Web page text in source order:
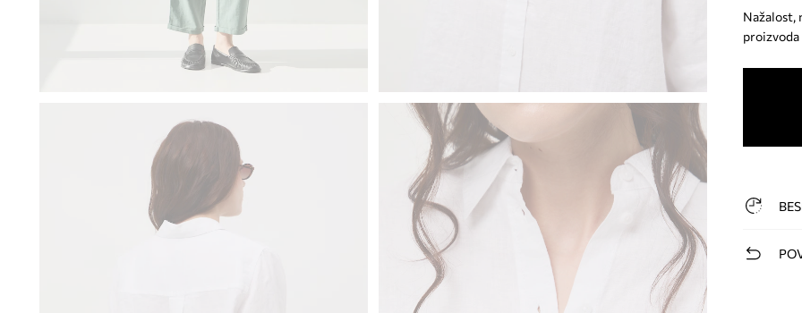
Nažalost,
proizvoda